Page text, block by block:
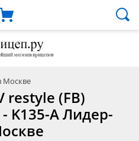
Москве
restyle (FB)
K135-A Лидер-